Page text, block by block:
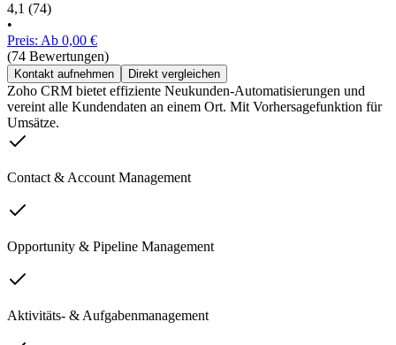
4,1 (74)
•
Preis: Ab 0,00 €
(74 Bewertungen)
Kontakt aufnehmen Direkt vergleichen
Zoho CRM bietet effiziente Neukunden-Automatisierungen und
vereint alle Kundendaten an einem Ort. Mit Vorhersagefunktion für
Umsätze.
Contact & Account Management
Opportunity & Pipeline Management
Aktivitäts- & Aufgabenmanagement